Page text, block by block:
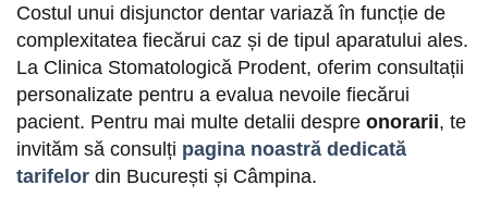
Costul unui disjunctor dentar variază în funcție de
complexitatea fiecărui caz și de tipul aparatului ales.
La Clinica Stomatologică Prodent, oferim consultații
personalizate pentru a evalua nevoile fiecărui
pacient. Pentru mai multe detalii despre onorarii, te
invităm să consulți pagina noastră dedicată
tarifelor din București și Câmpina.